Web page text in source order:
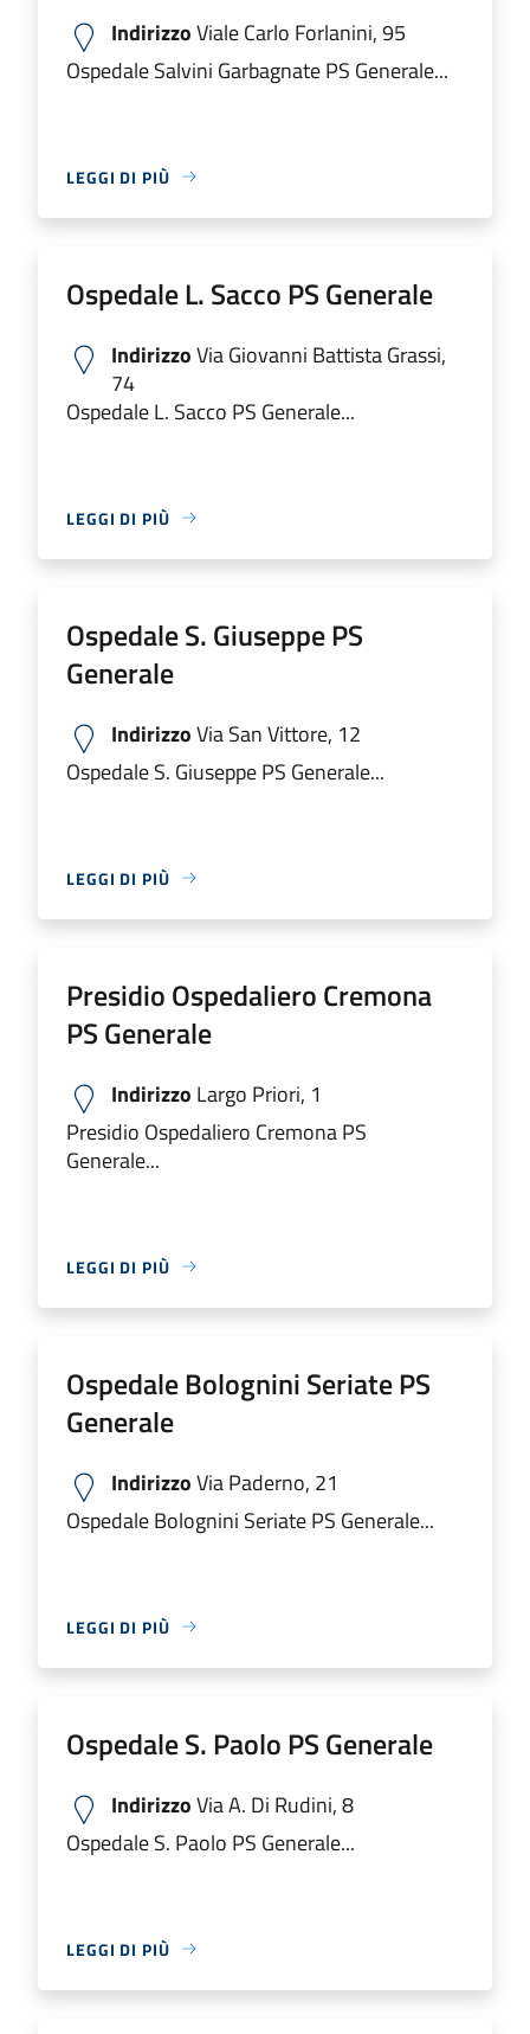
IndirizzoViale Carlo Forlanini, 95
Ospedale Salvini Garbagnate PS Generale...
LEGGI DI PIÙ
Ospedale L. Sacco PS Generale
IndirizzoVia Giovanni Battista Grassi,
74
Ospedale L. Sacco PS Generale...
LEGGI DI PIÙ
Ospedale S. Giuseppe PS
Generale
IndirizzoVia San Vittore, 12
Ospedale S. Giuseppe PS Generale...
LEGGI DI PIÙ
Presidio Ospedaliero Cremona
PS Generale
Indirizzo Largo Priori, 1
Presidio Ospedaliero Cremona PS
Generale...
LEGGI DI PIÙ
Ospedale Bolognini Seriate PS
Generale
IndirizzoVia Paderno, 21
Ospedale Bolognini Seriate PS Generale...
LEGGI DI PIÙ
Ospedale S. Paolo PS Generale
IndirizzoVia A. Di Rudini, 8
Ospedale S. Paolo PS Generale...
LEGGI DI PIÙ